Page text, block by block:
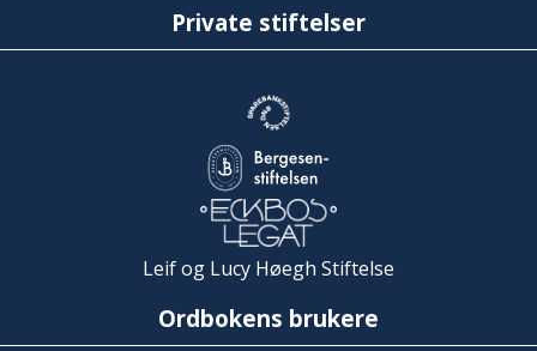
Private stiftelser
Leif og Lucy Høegh Stiftelse
Ordbokens brukere